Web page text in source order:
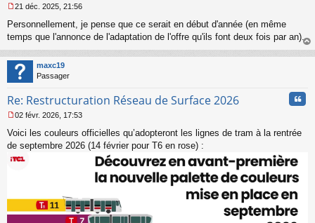
e
s
a
g
e
o
l
u
21 déc. 2025, 21:56
Personnellement, je pense que ce serait en début d'année (en même
temps que l'annonce de l'adaptation de l'offre qu'ils font deux fois par an).
au
maxc19
Passager
Re: Restructuration Réseau de Surface 2026
e
s
02 févr. 2026, 17:53
Voici les couleurs officielles qu’adopteront les lignes de tram à la rentrée
de septembre 2026 (14 février pour T6 en rose) :